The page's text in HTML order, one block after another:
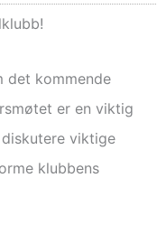
det kommende
er en viktig
viktige
klubbens